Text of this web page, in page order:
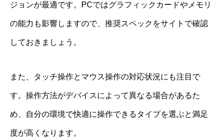
ジョンが最適です。PCではグラフィックカードやメモリ
の能力も影響しますので、推奨スペックをサイトで確認
しておきましょう。
また、タッチ操作とマウス操作の対応状況にも注目で
す。操作方法がデバイスによって異なる場合があるた
め、自分の環境で快適に操作できるタイプを選ぶと満足
度が高くなります。